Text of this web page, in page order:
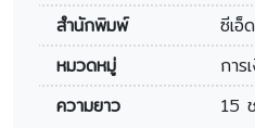
สำนักพิมพ์
ซีเอ็
หมวดหมู่
การ
ความยาว
15